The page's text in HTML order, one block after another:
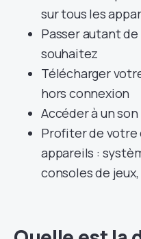
sur tous les
Passer autant
souhaitez
Télécharger
hors connexion
Accéder à un
Profiter de votre
appareils :
consoles de